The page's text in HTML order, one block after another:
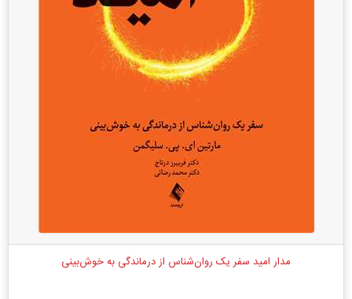
مدار امید سفر یک روان‌شناس از درماندگی به خوش‌بینی